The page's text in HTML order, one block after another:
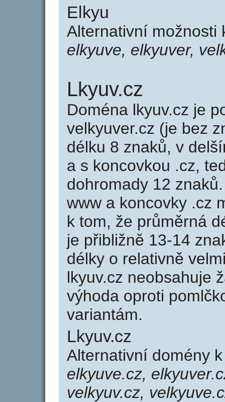
Elkyu
Alternativní
elkyuve, elkyuver,
Lkyuv.cz
Doména lkyuv.cz je
velkyuver.cz (je bez
délku 8 znaků, v
a s koncovkou .cz,
dohromady 12
www a koncovky .cz
k tom, že průměrná
je přibližně 13-14
délky o relativně
lkyuv.cz neobsahuje
výhoda oproti
variantám.
Lkyuv.cz
Alternativní domény
elkyuve.cz,
velkyuv.cz,